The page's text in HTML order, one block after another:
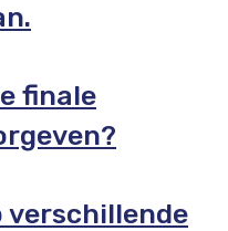
finale
verschillende